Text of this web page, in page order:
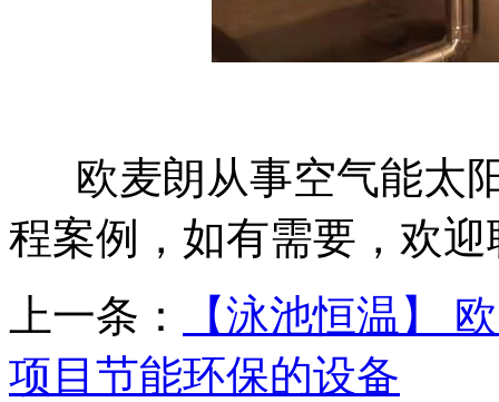
欧麦朗从事空气能太
程案例，如有需要，欢
上一条：
【泳池恒温】
项目节能环保的设备